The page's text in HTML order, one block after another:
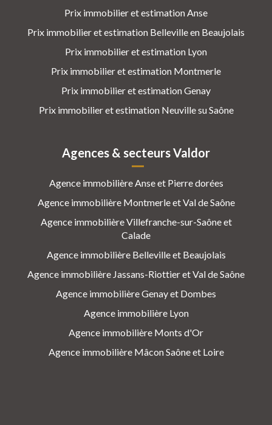
Prix immobilier et estimation Anse
Prix immobilier et estimation Belleville en Beaujolais
Prix immobilier et estimation Lyon
Prix immobilier et estimation Montmerle
Prix immobilier et estimation Genay
Prix immobilier et estimation Neuville su Saône
Agences & secteurs Valdor
Agence immobilière Anse et Pierre dorées
Agence immobilière Montmerle et Val de Saône
Agence immobilière Villefranche-sur-Saône et
Calade
Agence immobilière Belleville et Beaujolais
Agence immobilière Jassans-Riottier et Val de Saône
Agence immobilière Genay et Dombes
Agence immobilière Lyon
Agence immobilière Monts d'Or
Agence immobilière Mâcon Saône et Loire